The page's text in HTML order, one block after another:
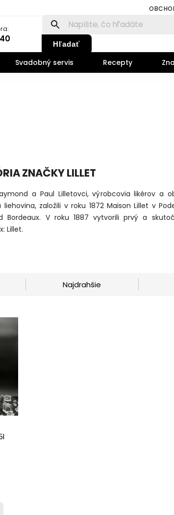
Hľadať
Svadobný servis Recepty
ZNAČKY LILLET
a Paul Lilletovci, výrobcovia likérov a
založili v roku 1872 Maison Lillet v
Bordeaux. V roku 1887 vytvorili prvý a
Lillet.
Najdrahšie